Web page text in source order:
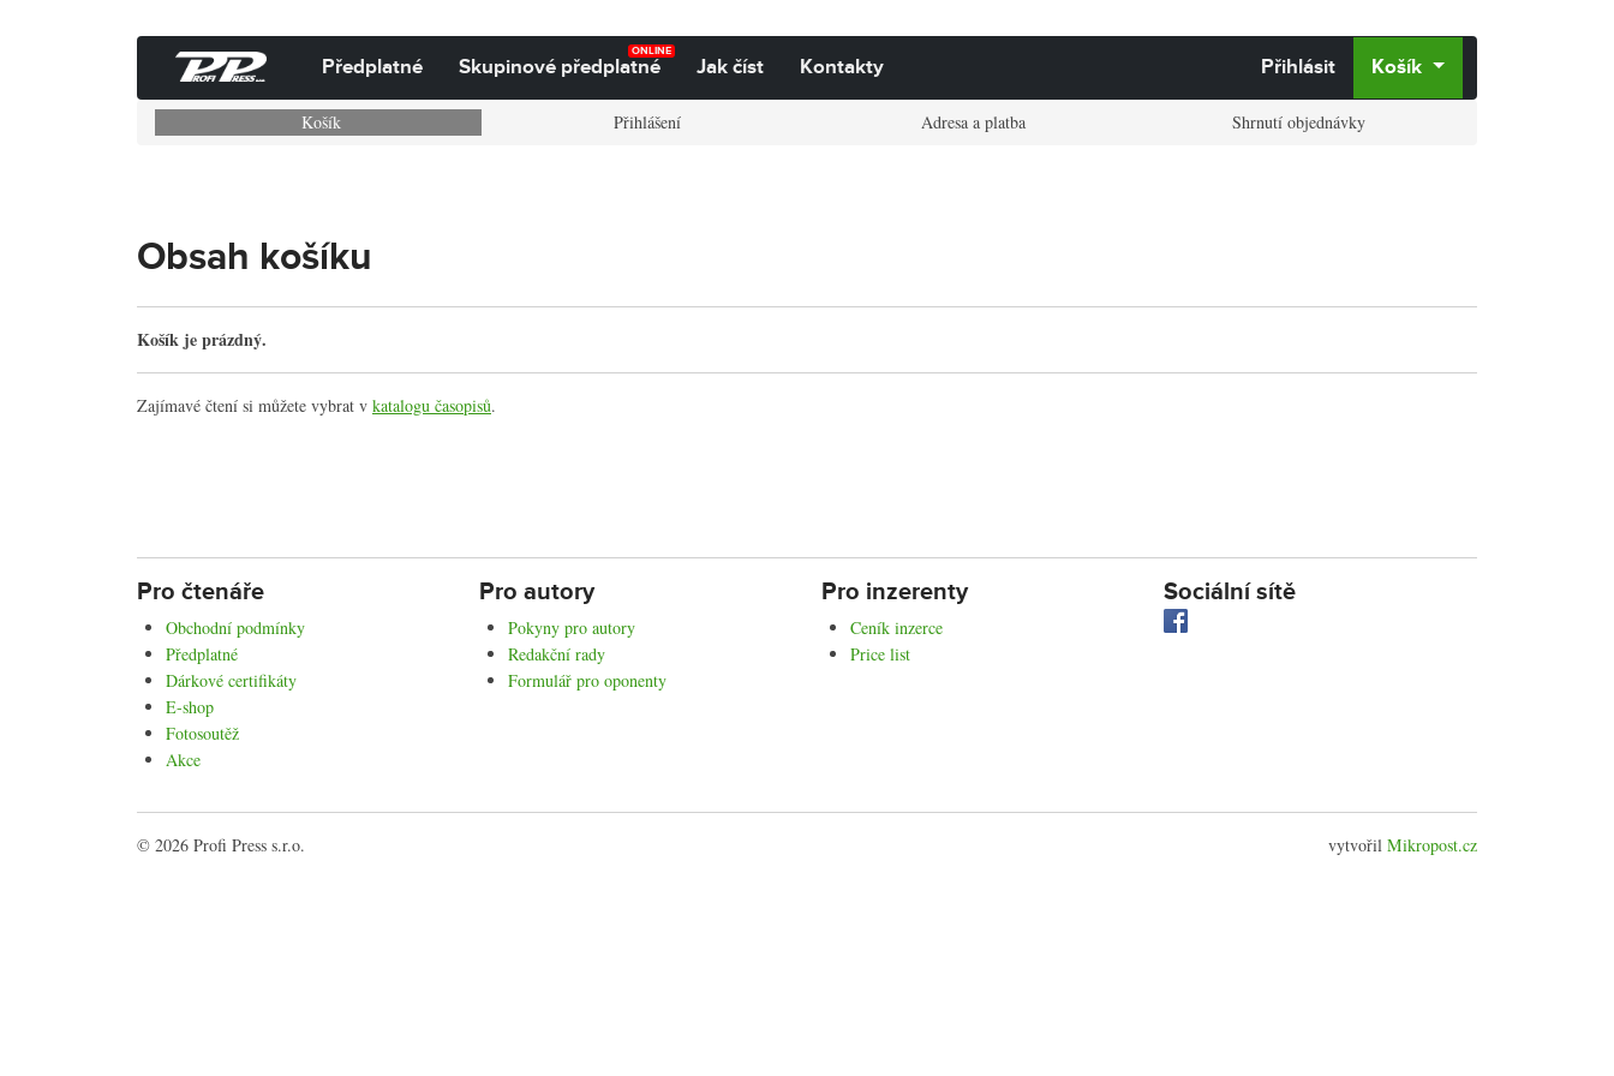
Předplatné
ONLINE
Skupinové předplatné Jak číst Kontakty Přihlásit Košík
Košík Přihlášení Adresa a platba Shrnutí objednávky
Obsah košíku
Košík je prázdný.
Zajímavé čtení si můžete vybrat v katalogu časopisů.
Pro čtenáře
Obchodní podmínky
Předplatné
Dárkové certifikáty
E-shop
Fotosoutěž
Akce
Pro autory
Pokyny pro autory
Redakční rady
Formulář pro oponenty
Pro inzerenty
Ceník inzerce
Price list
Sociální sítě
© 2026 Profi Press s.r.o. vytvořil Mikropost.cz